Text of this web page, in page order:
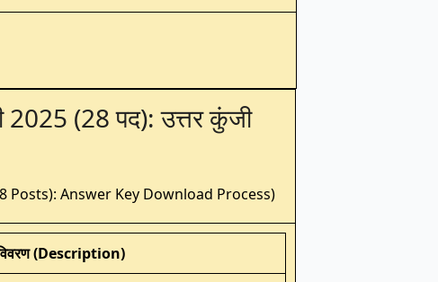
2025 (28 पद): उत्तर कुंजी
Posts): Answer Key Download Process)
(Description)